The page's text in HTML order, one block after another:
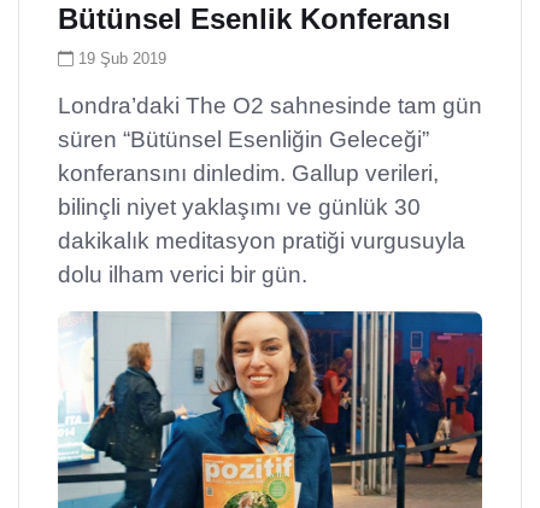
Bütünsel Esenlik Konferansı
19 Şub 2019
Londra’daki The O2 sahnesinde tam gün
süren “Bütünsel Esenliğin Geleceği”
konferansını dinledim. Gallup verileri,
bilinçli niyet yaklaşımı ve günlük 30
dakikalık meditasyon pratiği vurgusuyla
dolu ilham verici bir gün.